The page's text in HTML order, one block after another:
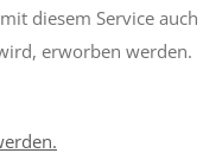
diesem Service auch
erworben werden.